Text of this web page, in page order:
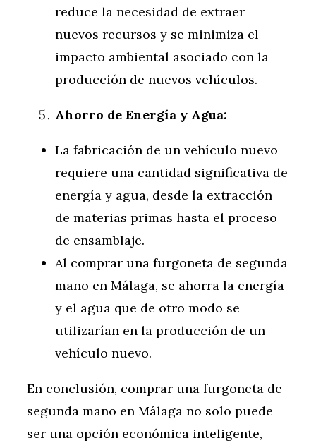
reduce la necesidad de extraer
nuevos recursos y se minimiza el
impacto ambiental asociado con la
producción de nuevos vehículos.
Ahorro de Energía y Agua:
La fabricación de un vehículo nuevo
requiere una cantidad significativa de
energía y agua, desde la extracción
de materias primas hasta el proceso
de ensamblaje.
Al comprar una furgoneta de segunda
mano en Málaga, se ahorra la energía
y el agua que de otro modo se
utilizarían en la producción de un
vehículo nuevo.
En conclusión, comprar una furgoneta de
segunda mano en Málaga no solo puede
ser una opción económica inteligente,